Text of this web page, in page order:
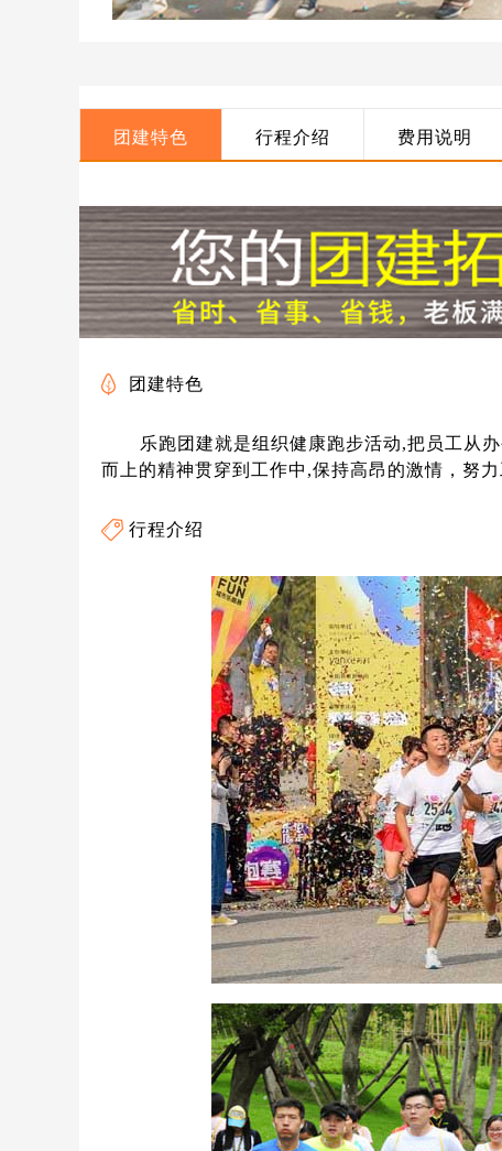
团建特色 行程介绍 费用说明
团建特色
乐跑团建就是组织健康跑步活动,把员工从办
而上的精神贯穿到工作中,保持高昂的激情，努
行程介绍